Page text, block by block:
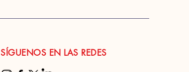
SÍGUENOS EN LAS REDES